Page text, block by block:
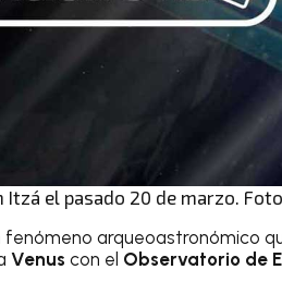
Itzá el pasado 20 de marzo.
fenómeno arqueoastronómico
Venus con el Observatorio de